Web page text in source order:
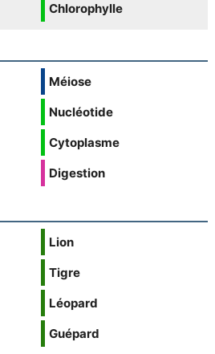
Chlorophylle
Méiose
Nucléotide
Cytoplasme
Digestion
Lion
Tigre
Léopard
Guépard